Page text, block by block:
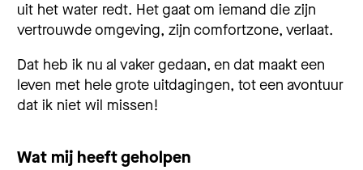
uit het water redt. Het gaat om iemand die zijn
vertrouwde omgeving, zijn comfortzone, verlaat.
Dat heb ik nu al vaker gedaan, en dat maakt een
leven met hele grote uitdagingen, tot een avontuur
dat ik niet wil missen!
Wat mij heeft geholpen